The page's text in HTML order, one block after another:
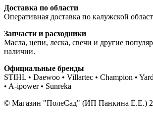
Доставка по области
Оперативная доставка по калужской
Запчасти и расходники
Масла, цепи, леска, свечи и другие
наличии.
Официальные бренды
STIHL • Daewoo • Villartec • Champion •
• A-ipower • Sunreka
© Магазин "ПолеСад" (ИП Панкина Е.Е.)